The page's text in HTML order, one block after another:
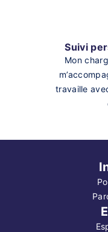
Suivi
Mon
travaille